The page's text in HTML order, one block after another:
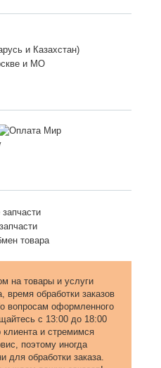
и Казахстан)
и МО
товара
на товары и услуги
время обработки заказов
вопросам оформленного
с 13:00 до 18:00
и стремимся
поэтому иногда
для обработки заказа.